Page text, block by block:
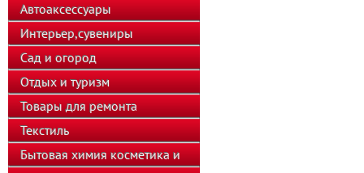
Автоаксессуары
Интерьер,сувениры
Сад и огород
Отдых и туризм
Товары для ремонта
Текстиль
Бытовая химия косметика и